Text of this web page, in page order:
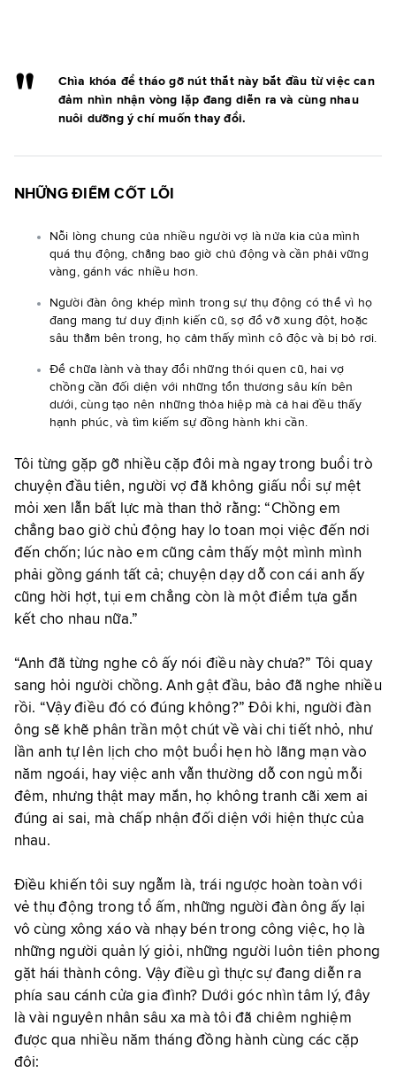
Chìa khóa để tháo gỡ nút thắt này bắt đầu từ việc can
đảm nhìn nhận vòng lặp đang diễn ra và cùng nhau
nuôi dưỡng ý chí muốn thay đổi.
NHỮNG ĐIỂM CỐT LÕI
Nỗi lòng chung của nhiều người vợ là nửa kia của mình
quá thụ động, chẳng bao giờ chủ động và cần phải vững
vàng, gánh vác nhiều hơn.
Người đàn ông khép mình trong sự thụ động có thể vì họ
đang mang tư duy định kiến cũ, sợ đổ vỡ xung đột, hoặc
sâu thẳm bên trong, họ cảm thấy mình cô độc và bị bỏ rơi.
Để chữa lành và thay đổi những thói quen cũ, hai vợ
chồng cần đối diện với những tổn thương sâu kín bên
dưới, cùng tạo nên những thỏa hiệp mà cả hai đều thấy
hạnh phúc, và tìm kiếm sự đồng hành khi cần.
Tôi từng gặp gỡ nhiều cặp đôi mà ngay trong buổi trò
chuyện đầu tiên, người vợ đã không giấu nổi sự mệt
mỏi xen lẫn bất lực mà than thở rằng: “Chồng em
chẳng bao giờ chủ động hay lo toan mọi việc đến nơi
đến chốn; lúc nào em cũng cảm thấy một mình mình
phải gồng gánh tất cả; chuyện dạy dỗ con cái anh ấy
cũng hời hợt, tụi em chẳng còn là một điểm tựa gắn
kết cho nhau nữa.”
“Anh đã từng nghe cô ấy nói điều này chưa?” Tôi quay
sang hỏi người chồng. Anh gật đầu, bảo đã nghe nhiều
rồi. “Vậy điều đó có đúng không?” Đôi khi, người đàn
ông sẽ khẽ phân trần một chút về vài chi tiết nhỏ, như
lần anh tự lên lịch cho một buổi hẹn hò lãng mạn vào
năm ngoái, hay việc anh vẫn thường dỗ con ngủ mỗi
đêm, nhưng thật may mắn, họ không tranh cãi xem ai
đúng ai sai, mà chấp nhận đối diện với hiện thực của
nhau.
Điều khiến tôi suy ngẫm là, trái ngược hoàn toàn với
vẻ thụ động trong tổ ấm, những người đàn ông ấy lại
vô cùng xông xáo và nhạy bén trong công việc, họ là
những người quản lý giỏi, những người luôn tiên phong
gặt hái thành công. Vậy điều gì thực sự đang diễn ra
phía sau cánh cửa gia đình? Dưới góc nhìn tâm lý, đây
là vài nguyên nhân sâu xa mà tôi đã chiêm nghiệm
được qua nhiều năm tháng đồng hành cùng các cặp
đôi: